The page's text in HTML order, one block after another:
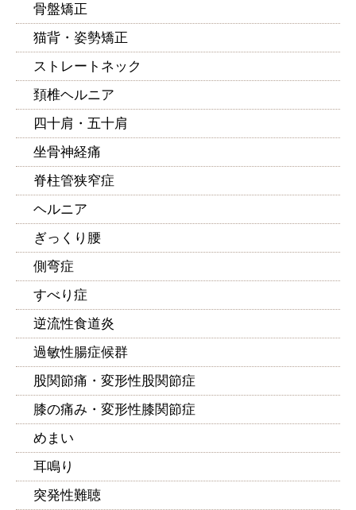
骨盤矯正
猫背・姿勢矯正
ストレートネック
頚椎ヘルニア
四十肩・五十肩
坐骨神経痛
脊柱管狭窄症
ヘルニア
ぎっくり腰
側弯症
すべり症
逆流性食道炎
過敏性腸症候群
股関節痛・変形性股関節症
膝の痛み・変形性膝関節症
めまい
耳鳴り
突発性難聴